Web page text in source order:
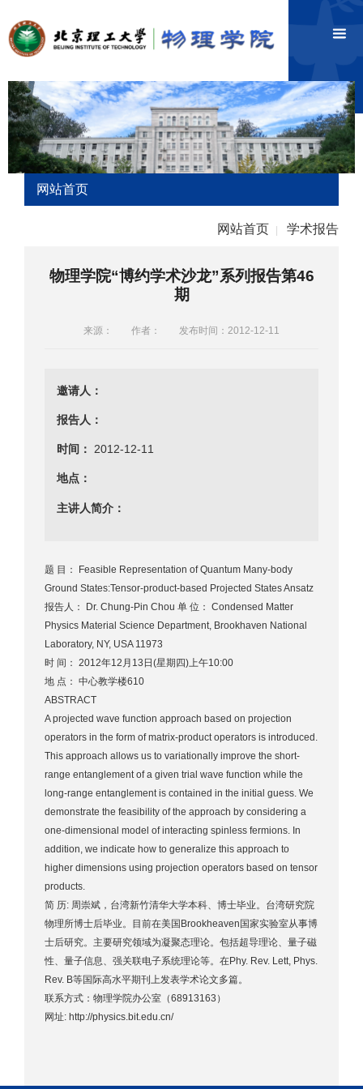
网站首页
网站首页 学术报告
物理学院“博约学术沙龙”系列报告第46
期
来源： 作者： 发布时间：2012-12-11
邀请人：
报告人：
时间： 2012-12-11
地点：
主讲人简介：
题 目： Feasible Representation of Quantum Many-body
Ground States:Tensor-product-based Projected States Ansatz
报告人： Dr. Chung-Pin Chou 单 位： Condensed Matter
Physics Material Science Department, Brookhaven National
Laboratory, NY, USA 11973
时 间： 2012年12月13日(星期四)上午10:00
地 点： 中心教学楼610
ABSTRACT
A projected wave function approach based on projection
operators in the form of matrix-product operators is introduced.
This approach allows us to variationally improve the short-
range entanglement of a given trial wave function while the
long-range entanglement is contained in the initial guess. We
demonstrate the feasibility of the approach by considering a
one-dimensional model of interacting spinless fermions. In
addition, we indicate how to generalize this approach to
higher dimensions using projection operators based on tensor
products.
简 历: 周崇斌，台湾新竹清华大学本科、博士毕业。台湾研究院
物理所博士后毕业。目前在美国Brookheaven国家实验室从事博
士后研究。主要研究领域为凝聚态理论。包括超导理论、量子磁
性、量子信息、强关联电子系统理论等。在Phy. Rev. Lett, Phys.
Rev. B等国际高水平期刊上发表学术论文多篇。
联系方式：物理学院办公室（68913163）
网址: http://physics.bit.edu.cn/